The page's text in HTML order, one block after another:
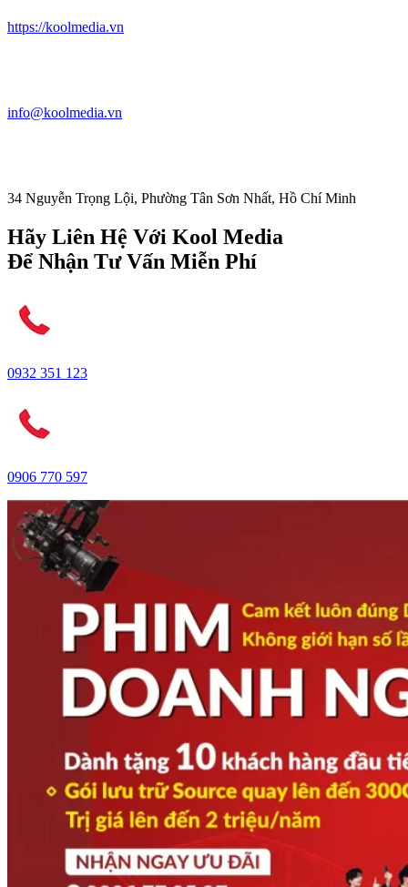
https://koolmedia.vn
info@koolmedia.vn
34 Nguyễn Trọng Lội, Phường Tân Sơn Nhất, Hồ Chí Minh
Hãy Liên Hệ Với Kool Media
Để Nhận Tư Vấn Miễn Phí
0932 351 123
0906 770 597